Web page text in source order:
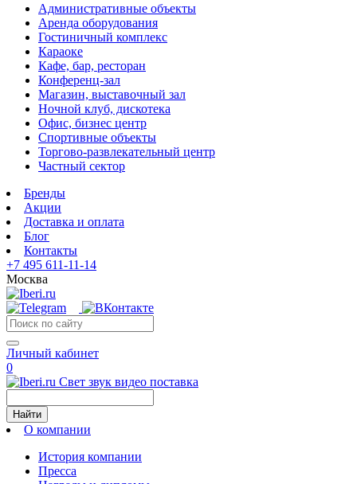
Административные объекты
Аренда оборудования
Гостиничный комплекс
Караоке
Кафе, бар, ресторан
Конференц-зал
Магазин, выставочный зал
Ночной клуб, дискотека
Офис, бизнес центр
Спортивные объекты
Торгово-развлекательный центр
Частный сектор
Бренды
Акции
Доставка и оплата
Блог
Контакты
+7 495 611-11-14
Москва
Личный кабинет
0
Свет звук видео поставка
Найти
О компании
История компании
Пресса